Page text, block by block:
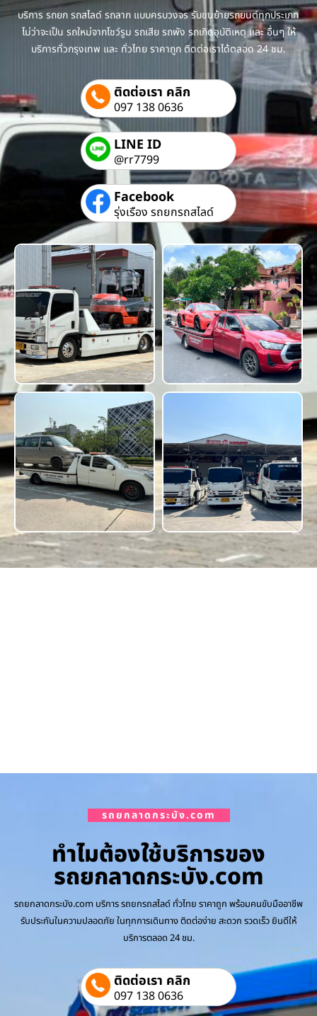
บริการ รถยก รถสไลด์ รถลาก แบบครบวงจร รับขนย้ายรถยนต์ทุกประเภท
ไม่ว่าจะเป็น รถใหม่จากโชว์รูม รถเสีย รถพัง รถเกิดอุบัติเหตุ และ อื่นๆ ให้
บริการทั่วกรุงเทพ และ ทั่วไทย ราคาถูก ติดต่อเราได้ตลอด 24 ชม.
ติดต่อเรา คลิก
097 138 0636
LINE ID
@rr7799
Facebook
รุ่งเรือง รถยกรถสไลด์
รถยกลาดกระบัง.com
ทำไมต้องใช้บริการของ
รถยกลาดกระบัง.com
รถยกลาดกระบัง.com บริการ รถยกรถสไลด์ ทั่วไทย ราคาถูก พร้อมคนขับมืออาชีพ
รับประกันในความปลอดภัย ในทุกการเดินทาง ติดต่อง่าย สะดวก รวดเร็ว ยินดีให้
บริการตลอด 24 ชม.
ติดต่อเรา คลิก
097 138 0636